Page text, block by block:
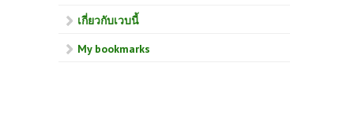
เกี่ยวกับเวบนี้
My bookmarks